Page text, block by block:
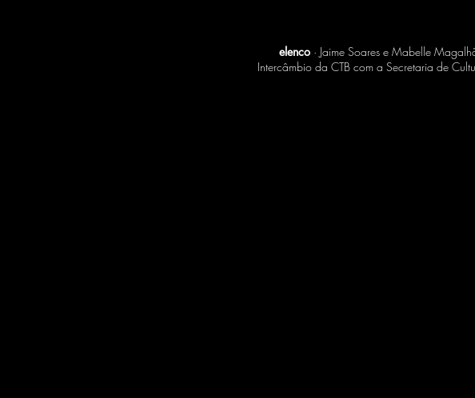
elenco · Jaime Soares e Mabelle
Intercâmbio da CTB com a Secretaria de